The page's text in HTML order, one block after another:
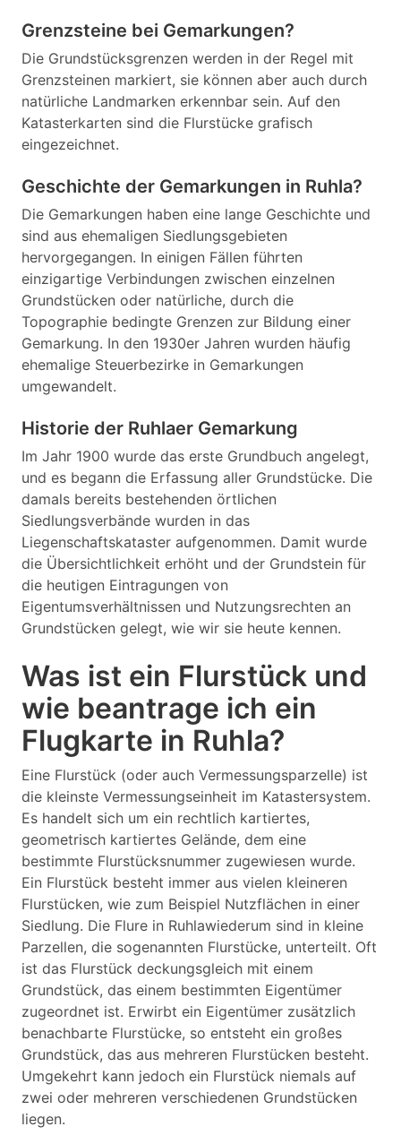
Grenzsteine bei Gemarkungen?
Die Grundstücksgrenzen werden in der Regel mit
Grenzsteinen markiert, sie können aber auch durch
natürliche Landmarken erkennbar sein. Auf den
Katasterkarten sind die Flurstücke grafisch
eingezeichnet.
Geschichte der Gemarkungen in Ruhla?
Die Gemarkungen haben eine lange Geschichte und
sind aus ehemaligen Siedlungsgebieten
hervorgegangen. In einigen Fällen führten
einzigartige Verbindungen zwischen einzelnen
Grundstücken oder natürliche, durch die
Topographie bedingte Grenzen zur Bildung einer
Gemarkung. In den 1930er Jahren wurden häufig
ehemalige Steuerbezirke in Gemarkungen
umgewandelt.
Historie der Ruhlaer Gemarkung
Im Jahr 1900 wurde das erste Grundbuch angelegt,
und es begann die Erfassung aller Grundstücke. Die
damals bereits bestehenden örtlichen
Siedlungsverbände wurden in das
Liegenschaftskataster aufgenommen. Damit wurde
die Übersichtlichkeit erhöht und der Grundstein für
die heutigen Eintragungen von
Eigentumsverhältnissen und Nutzungsrechten an
Grundstücken gelegt, wie wir sie heute kennen.
Was ist ein Flurstück und
wie beantrage ich ein
Flugkarte in Ruhla?
Eine Flurstück (oder auch Vermessungsparzelle) ist
die kleinste Vermessungseinheit im Katastersystem.
Es handelt sich um ein rechtlich kartiertes,
geometrisch kartiertes Gelände, dem eine
bestimmte Flurstücksnummer zugewiesen wurde.
Ein Flurstück besteht immer aus vielen kleineren
Flurstücken, wie zum Beispiel Nutzflächen in einer
Siedlung. Die Flure in Ruhlawiederum sind in kleine
Parzellen, die sogenannten Flurstücke, unterteilt. Oft
ist das Flurstück deckungsgleich mit einem
Grundstück, das einem bestimmten Eigentümer
zugeordnet ist. Erwirbt ein Eigentümer zusätzlich
benachbarte Flurstücke, so entsteht ein großes
Grundstück, das aus mehreren Flurstücken besteht.
Umgekehrt kann jedoch ein Flurstück niemals auf
zwei oder mehreren verschiedenen Grundstücken
liegen.